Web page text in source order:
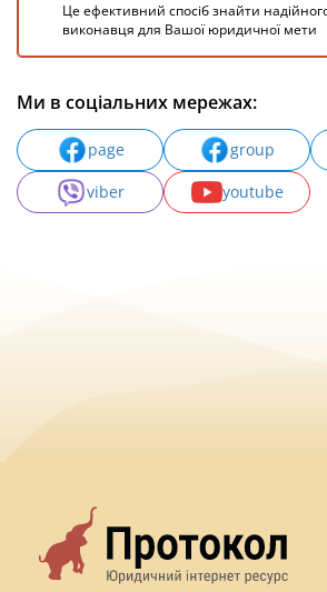
Це ефективний спосіб знайти
виконавця для Вашої юридичної мети
Ми в соціальних мережах:
page group
viber
youtube